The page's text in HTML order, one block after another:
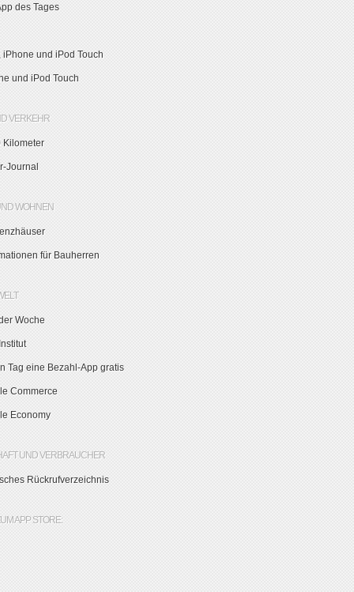
des Tages
iPhone und iPod Touch
und iPod Touch
VERKEHR
Kilometer
Journal
WOHNEN
für Bauherren
Woche
Tag eine Bezahl-App gratis
Commerce
Economy
UND VERBRAUCHER
Rückrufverzeichnis
APP STORE: